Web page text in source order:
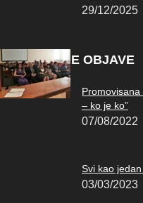
29/12/2025
POPULARNE OBJAVE
Promovisana
– ko je ko”
07/08/2022
Svi kao
03/03/2023